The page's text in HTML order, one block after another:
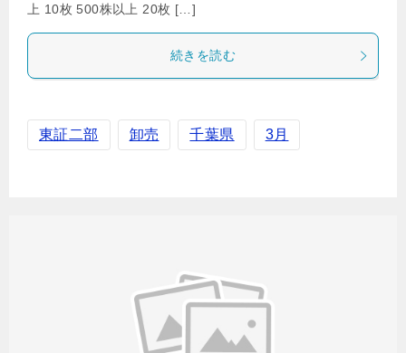
上 10枚 500株以上 20枚 […]
続きを読む
東証二部 卸売 千葉県 3月